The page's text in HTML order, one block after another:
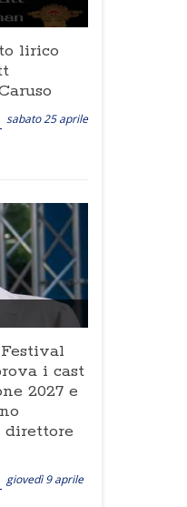
lirico
sabato 25 aprile
i cast
2027 e
direttore
giovedì 9 aprile